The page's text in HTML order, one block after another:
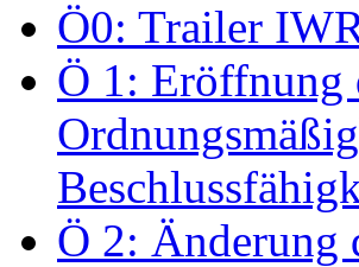
Ö0: Trailer
Ö 1: Eröffnung
Ö 2: Änderung